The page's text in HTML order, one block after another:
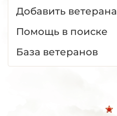
Добавить ветерана
Помощь в поиске
База ветеранов